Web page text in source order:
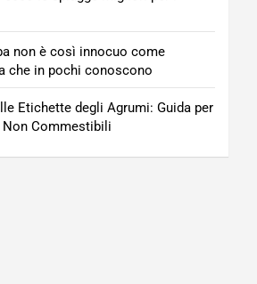
non è così innocuo come
che in pochi conoscono
Etichette degli Agrumi: Guida per
Commestibili